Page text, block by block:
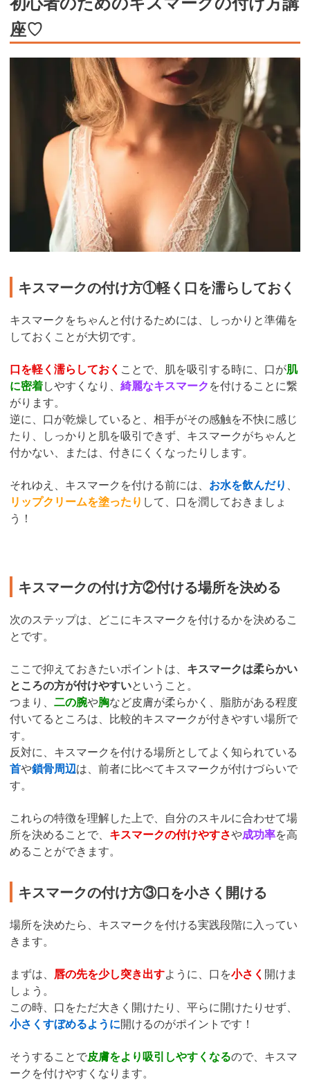
座♡
キスマークの付け方①軽く口を濡らしておく
キスマークをちゃんと付けるためには、しっかりと準備を
しておくことが大切です。
口を軽く濡らしておく ことで、肌を吸引する時に、口が肌
に密着しやすくなり、 綺麗なキスマークを付けることに繋
がります。
逆に、口が乾燥していると、相手がその感触を不快に感じ
たり、しっかりと肌を吸引できず、キスマークがちゃんと
付かない、または、付きにくくなったりします。
それゆえ、キスマークを付ける前には、 お水を飲んだり 、
リップクリームを塗ったり して、口を潤しておきましょ
う！
キスマークの付け方②付ける場所を決める
次のステップは、どこにキスマークを付けるかを決めるこ
とです。
ここで抑えておきたいポイントは、 キスマークは柔らかい
ところの方が付けやすいということ。
つまり、 二の腕や胸など皮膚が柔らかく、脂肪がある程度
付いてるところは、比較的キスマークが付きやすい場所で
す。
反対に、キスマークを付ける場所としてよく知られている
首や鎖骨周辺は、前者に比べてキスマークが付けづらいで
す。
これらの特徴を理解した上で、自分のスキルに合わせて場
所を決めることで、 キスマークの付けやすさや成功率を高
めることができます。
キスマークの付け方③口を小さく開ける
場所を決めたら、キスマークを付ける実践段階に入ってい
きます。
まずは、 唇の先を少し突き出すように、口を小さく 開けま
しょう。
この時、口をただ大きく開けたり、平らに開けたりせず、
小さくすぼめるように開けるのがポイントです！
そうすることで皮膚をより吸引しやすくなるので、キスマ
ークを付けやすくなります。